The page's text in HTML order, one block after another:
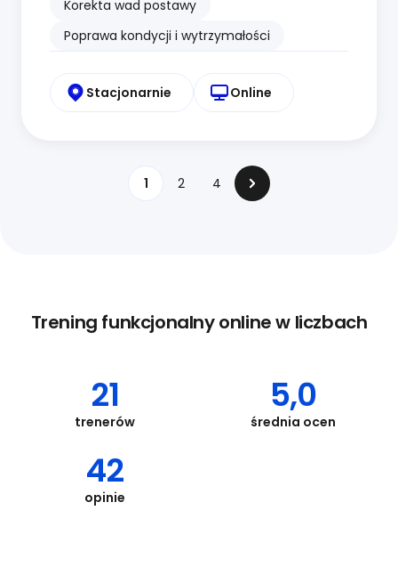
Korekta wad postawy
Poprawa kondycji i wytrzymałości
Stacjonarnie Online
1 2 4
Trening funkcjonalny online w liczbach
21
trenerów
5,0
średnia ocen
42
opinie